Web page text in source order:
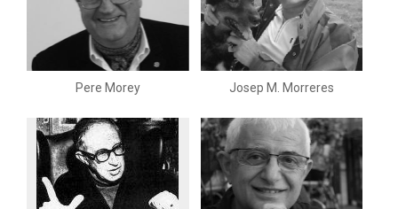
Pere Morey Josep M. Morreres